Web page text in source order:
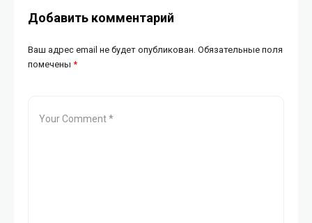
Добавить комментарий
Ваш адрес email не будет опубликован. Обязательные поля
помечены *